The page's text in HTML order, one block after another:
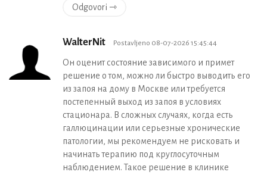
Odgovori ⇾
WalterNit Postavljeno 08-07-2026 15:45:44
Он оценит состояние зависимого и примет
решение о том, можно ли быстро выводить его
из запоя на дому в Москве или требуется
постепенный выход из запоя в условиях
стационара. В сложных случаях, когда есть
галлюцинации или серьезные хронические
патологии, мы рекомендуем не рисковать и
начинать терапию под круглосуточным
наблюдением. Такое решение в клинике